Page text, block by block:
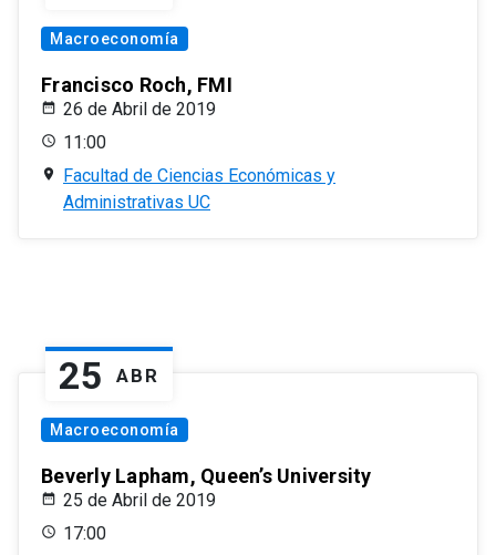
Macroeconomía
Francisco Roch, FMI
26 de Abril de 2019
11:00
Facultad de Ciencias Económicas y
Administrativas UC
25 ABR
Macroeconomía
Beverly Lapham, Queen’s University
25 de Abril de 2019
17:00